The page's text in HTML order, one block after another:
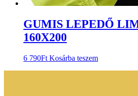
GUMIS LEPEDŐ
160X200
6 790Ft Kosárba teszem